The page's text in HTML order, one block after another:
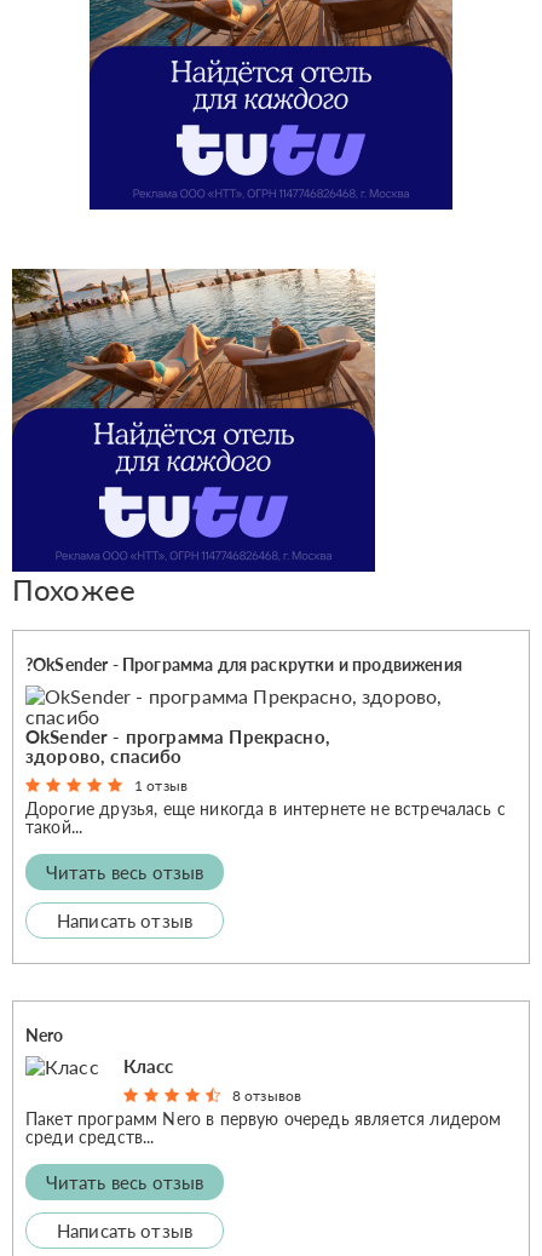
Похожее
?OkSender - Программа для раскрутки и продвижения
OkSender - программа Прекрасно,
здорово, спаcибо
1 отзыв
Дорогие друзья, еще никогда в интернете не встречалась с
такой...
Читать весь отзыв
Написать отзыв
Nero
Класс
8 отзывов
Пакет программ Nero в первую очередь является лидером
среди средств...
Читать весь отзыв
Написать отзыв